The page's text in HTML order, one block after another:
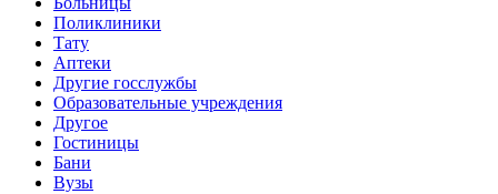
Поликлиники
Тату
Аптеки
Другие госслужбы
Образовательные учреждения
Другое
Гостиницы
Бани
Вузы